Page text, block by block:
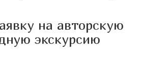
на авторскую
экскурсию